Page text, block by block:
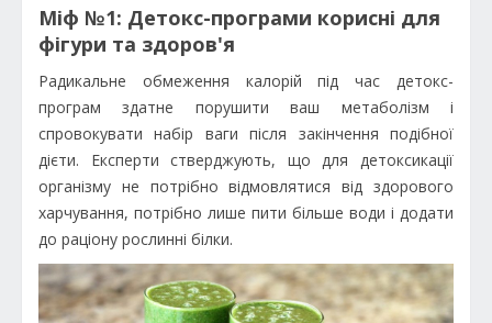
Міф №1: Детокс-програми корисні для
фігури та здоров'я
Радикальне обмеження калорій під час детокс-
програм здатне порушити ваш метаболізм і
спровокувати набір ваги після закінчення подібної
дієти. Експерти стверджують, що для детоксикації
організму не потрібно відмовлятися від здорового
харчування, потрібно лише пити більше води і додати
до раціону рослинні білки.